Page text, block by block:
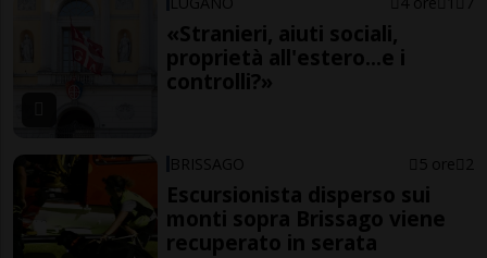
«Stranieri, aiuti sociali,
proprietà all'estero...e i
controlli?»
BRISSAGO 5 ore 2
Escursionista disperso sui
monti sopra Brissago viene
recuperato in serata